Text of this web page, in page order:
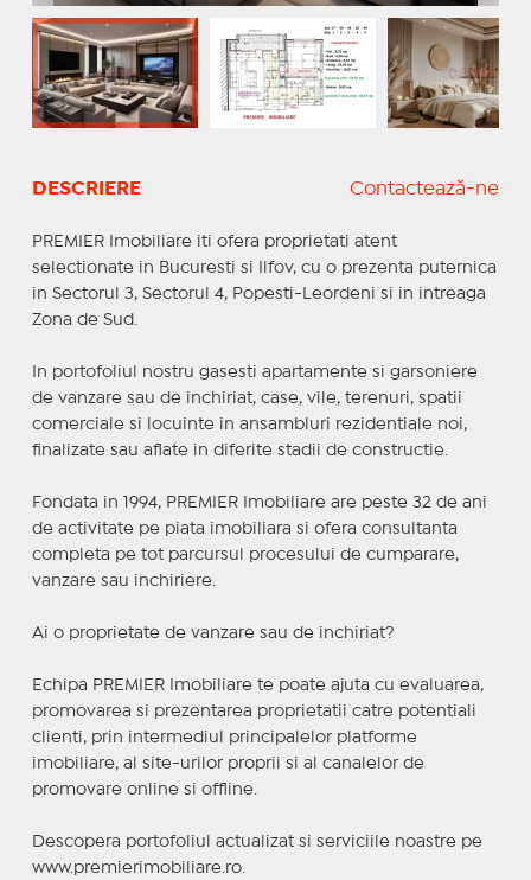
DESCRIERE Contactează-ne
PREMIER Imobiliare iti ofera proprietati atent
selectionate in Bucuresti si Ilfov, cu o prezenta puternica
in Sectorul 3, Sectorul 4, Popesti-Leordeni si in intreaga
Zona de Sud.
In portofoliul nostru gasesti apartamente si garsoniere
de vanzare sau de inchiriat, case, vile, terenuri, spatii
comerciale si locuinte in ansambluri rezidentiale noi,
finalizate sau aflate in diferite stadii de constructie.
Fondata in 1994, PREMIER Imobiliare are peste 32 de ani
de activitate pe piata imobiliara si ofera consultanta
completa pe tot parcursul procesului de cumparare,
vanzare sau inchiriere.
Ai o proprietate de vanzare sau de inchiriat?
Echipa PREMIER Imobiliare te poate ajuta cu evaluarea,
promovarea si prezentarea proprietatii catre potentiali
clienti, prin intermediul principalelor platforme
imobiliare, al site-urilor proprii si al canalelor de
promovare online si offline.
Descopera portofoliul actualizat si serviciile noastre pe
www.premierimobiliare.ro.